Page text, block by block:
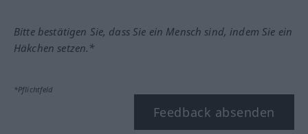
Bitte bestätigen Sie, dass Sie ein Mensch sind, indem Sie ein
Häkchen setzen.*
*Pflichtfeld
Feedback absenden